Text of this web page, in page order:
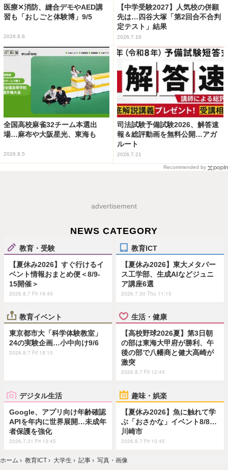
医療✕消防、縫合デモやAED講
習も「おしごと体験博」9/5
2026.8.6
【中学受験2027】人気校の併願
先は…四谷大塚「第2回合不合判
定テスト」結果
2026.7.16
全国高校麻雀32チーム本選出
場…麻布や大阪星光、東海も
2026.8.5
司法試験予備試験2026、解答速
報＆総評動画を無料公開…アガ
ルート
2026.7.21
Recommended by
advertisement
NEWS CATEGORY
教育・受験
【夏休み2026】すぐ行けるイ
ベント情報おまとめ便＜8/9-
15開催＞
2026.8.7 Fri 19:45
教育ICT
【夏休み2026】東大メタバー
ス工学部、生成AIなどジュニ
ア講座6選
2026.7.30 Thu 11:15
教育イベント
東京都市大「科学体験教室」
24の実験企画…小中向け9/6
2026.8.7 Fri 18:15
生活・健康
【高校野球2026夏】第3日朝
の部は東海大甲府が勝利、午
後の部で八幡商と健大高崎が
激突
2026.8.7 Fri 12:45
デジタル生活
Google、アプリ向け年齢確認
APIを年内に世界展開…未成年
者保護を強化
2026.7.31 Fri 13:45
趣味・娯楽
【夏休み2026】魚に触れて学
ぶ「おさかな」イベント8/8…
川崎市
2026.8.7 Fri 10:45
ホーム › 教育ICT › 大学生 › 記事 › 写真・画像